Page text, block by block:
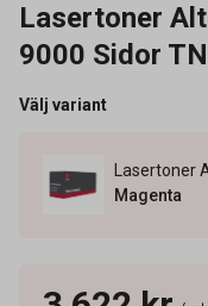
Lasertoner
9000 Sidor
Välj variant
Magenta